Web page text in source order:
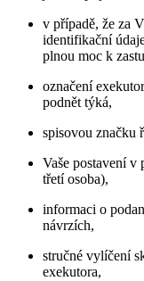
v případě, že za
identifikační
plnou moc k
označení
podnět týká,
spisovou značku
Vaše postavení v
třetí osoba),
informaci o
návrzích,
stručné vylíčení
exekutora,